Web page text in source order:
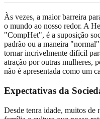
Às vezes, a maior barreira
o mundo ao nosso redor. A
"CompHet", é a suposição
padrão ou a maneira
tornar incrivelmente difícil
atração por outras mulheres,
não é apresentada como um
Expectativas da
Desde tenra idade, muitos de